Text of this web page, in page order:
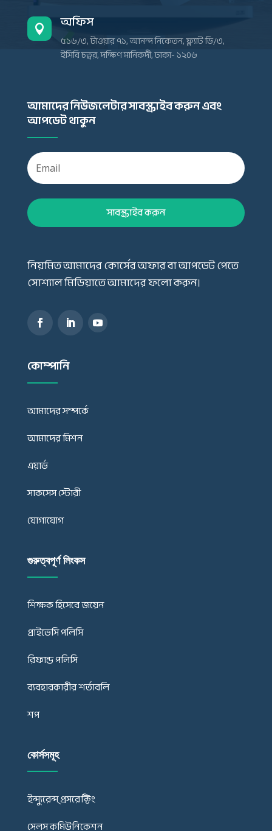
 অফিস
৫১৬/৩, টাওয়ার ৭১, আনন্দ নিকেতন, ফ্ল্যাট ডি/৩,
ইসিবি চত্বর, দক্ষিণ মানিকদী, ঢাকা- ১২০৬
আমাদের নিউজলেটার সাবস্ক্রাইব করুন এবং
আপডেট থাকুন
সাবস্ক্রাইব করুন
নিয়মিত আমাদের কোর্সের অফার বা আপডেট পেতে
সোশ্যাল মিডিয়াতে আমাদের ফলো করুন।
কোম্পানি
আমাদের সম্পর্কে
আমাদের মিশন
এয়ার্ড
সাকসেস স্টোরী
যোগাযোগ
গুরুত্বপূর্ণ লিংকস
শিক্ষক হিসেবে জয়েন
প্রাইভেসি পলিসি
রিফান্ড পলিসি
ব্যবহারকারীর শর্তাবলি
শপ
কোর্সসমূহ
ইন্স্যুরেন্স্ প্রসরেক্টিং
সেলস কমিউনিকেশন